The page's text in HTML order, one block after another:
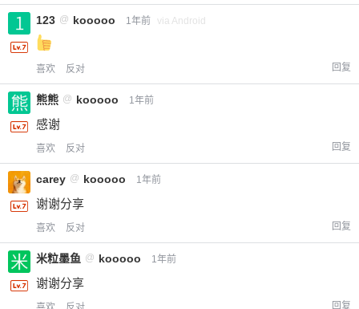
123 @ kooooo 1年前 via Android
喜欢 反对 回复
熊熊 @ kooooo 1年前
感谢
喜欢 反对 回复
carey @ kooooo 1年前
谢谢分享
喜欢 反对 回复
米粒墨鱼 @ kooooo 1年前
谢谢分享
回复